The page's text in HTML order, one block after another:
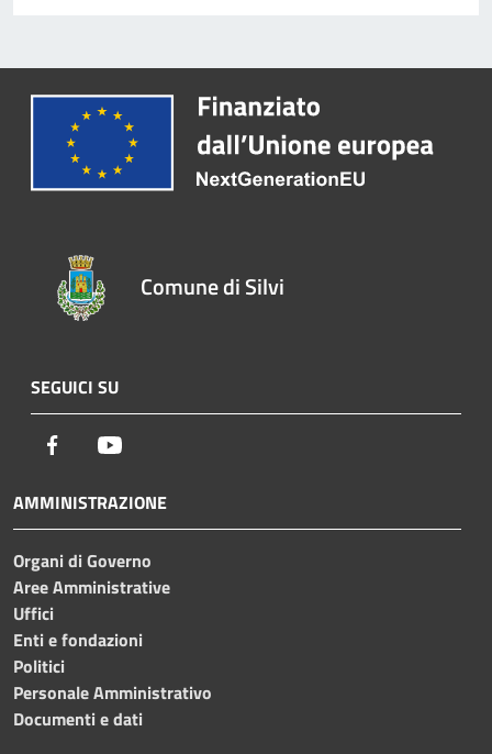
Comune di Silvi
SEGUICI SU
Facebook
AMMINISTRAZIONE
Organi di Governo
Aree Amministrative
Uffici
Enti e fondazioni
Politici
Personale Amministrativo
Documenti e dati